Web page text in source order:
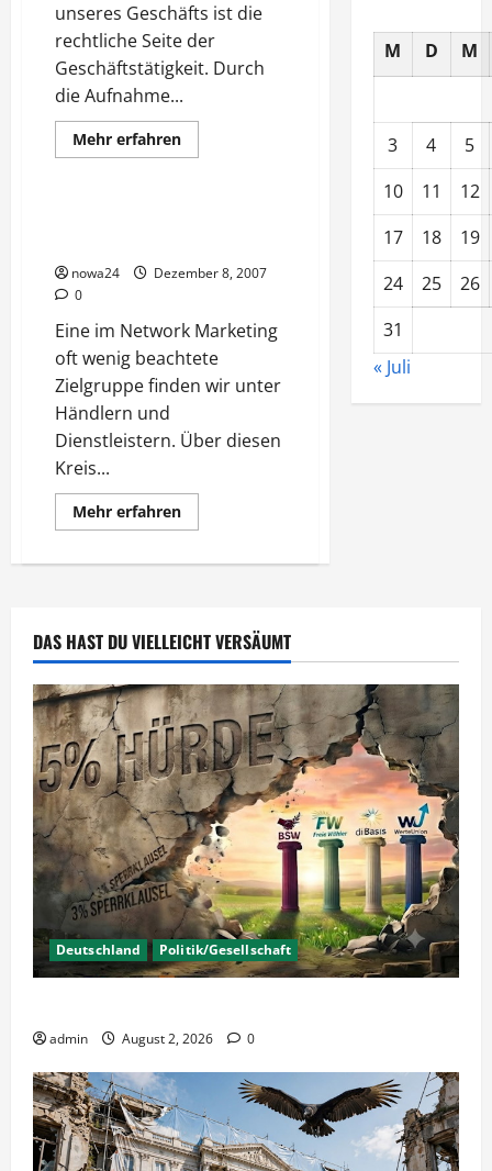
unseres Geschäfts ist die
rechtliche Seite der
Geschäftstätigkeit. Durch
die Aufnahme...
Mehr erfahrenMehr
Informationen
Business
nowa24
Dezember 8, 2007
0
Eine im Network Marketing
oft wenig beachtete
Zielgruppe finden wir unter
Händlern und
Dienstleistern. Über diesen
Kreis...
Mehr erfahrenMehr
Informationen
Dienstleister
M D M
3 4
5
10
11
12
17
18
19
24
25
26
31
« Juli
DAS HAST DU VIELLEICHT VERSÄUMT
Deutschland Politik/Gesellschaft
admin August 2, 2026 0